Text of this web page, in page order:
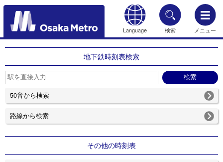
Language 検索 メニュー
もどる
地下鉄時刻表検索
50音から検索
路線から検索
その他の時刻表